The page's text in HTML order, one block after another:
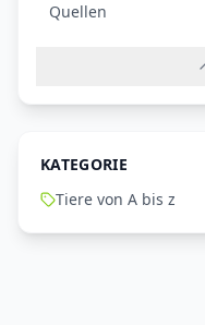
Quellen
KATEGORIE
Tiere von A bis z